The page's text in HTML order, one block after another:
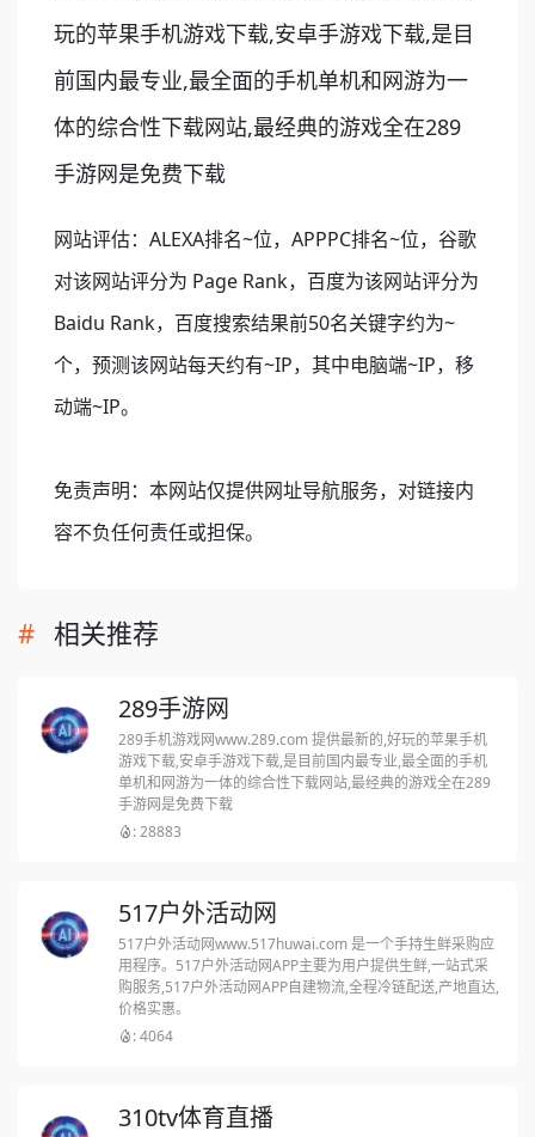
玩的苹果手机游戏下载,安卓手游戏下载,是目
前国内最专业,最全面的手机单机和网游为一
体的综合性下载网站,最经典的游戏全在289
手游网是免费下载
网站评估：ALEXA排名~位，APPPC排名~位，谷歌
对该网站评分为 Page Rank，百度为该网站评分为
Baidu Rank，百度搜索结果前50名关键字约为~
个，预测该网站每天约有~IP，其中电脑端~IP，移
动端~IP。
免责声明：本网站仅提供网址导航服务，对链接内
容不负任何责任或担保。
相关推荐
289手游网
289手机游戏网www.289.com 提供最新的,好玩的苹果手机
游戏下载,安卓手游戏下载,是目前国内最专业,最全面的手机
单机和网游为一体的综合性下载网站,最经典的游戏全在289
手游网是免费下载
: 28883
517户外活动网
517户外活动网www.517huwai.com 是一个手持生鲜采购应
用程序。517户外活动网APP主要为用户提供生鲜,一站式采
购服务,517户外活动网APP自建物流,全程冷链配送,产地直达,
价格实惠。
: 4064
310tv体育直播